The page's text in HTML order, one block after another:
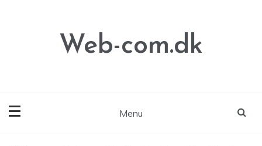
Web-com.dk
Menu